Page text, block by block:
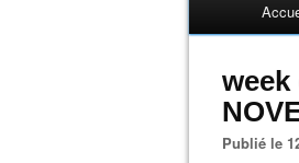
week
Publié le